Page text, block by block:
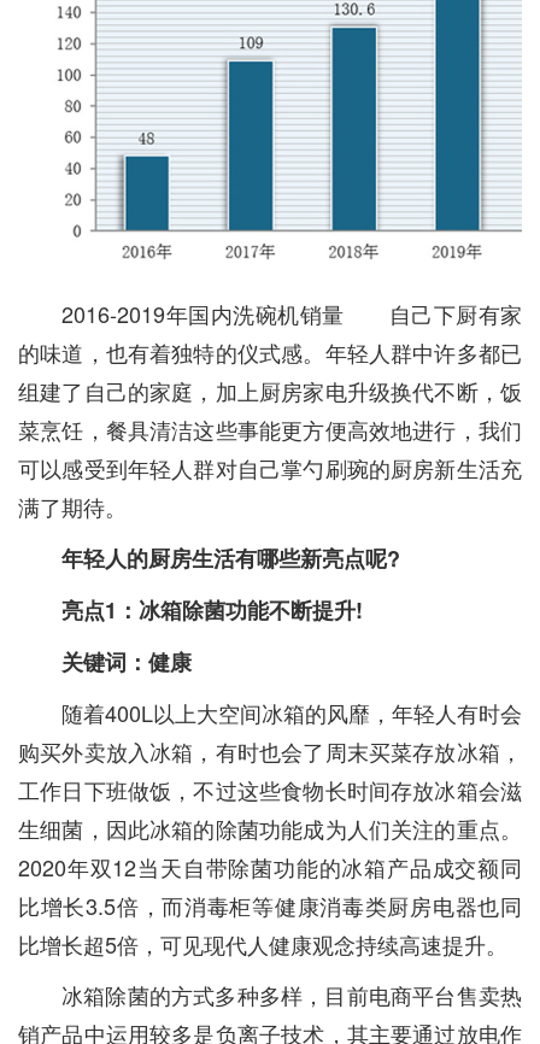
2016-2019年国内洗碗机销量 自己下厨有家
的味道，也有着独特的仪式感。年轻人群中许多都已
组建了自己的家庭，加上厨房家电升级换代不断，饭
菜烹饪，餐具清洁这些事能更方便高效地进行，我们
可以感受到年轻人群对自己掌勺刷琬的厨房新生活充
满了期待。
年轻人的厨房生活有哪些新亮点呢?
亮点1：冰箱除菌功能不断提升!
关键词：健康
随着400L以上大空间冰箱的风靡，年轻人有时会
购买外卖放入冰箱，有时也会了周末买菜存放冰箱，
工作日下班做饭，不过这些食物长时间存放冰箱会滋
生细菌，因此冰箱的除菌功能成为人们关注的重点。
2020年双12当天自带除菌功能的冰箱产品成交额同
比增长3.5倍，而消毒柜等健康消毒类厨房电器也同
比增长超5倍，可见现代人健康观念持续高速提升。
冰箱除菌的方式多种多样，目前电商平台售卖热
销产品中运用较多是负离子技术，其主要通过放电作